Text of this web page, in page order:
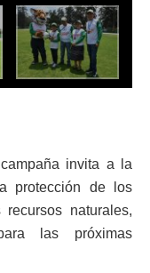
invita a la
protección de los
naturales,
las próximas